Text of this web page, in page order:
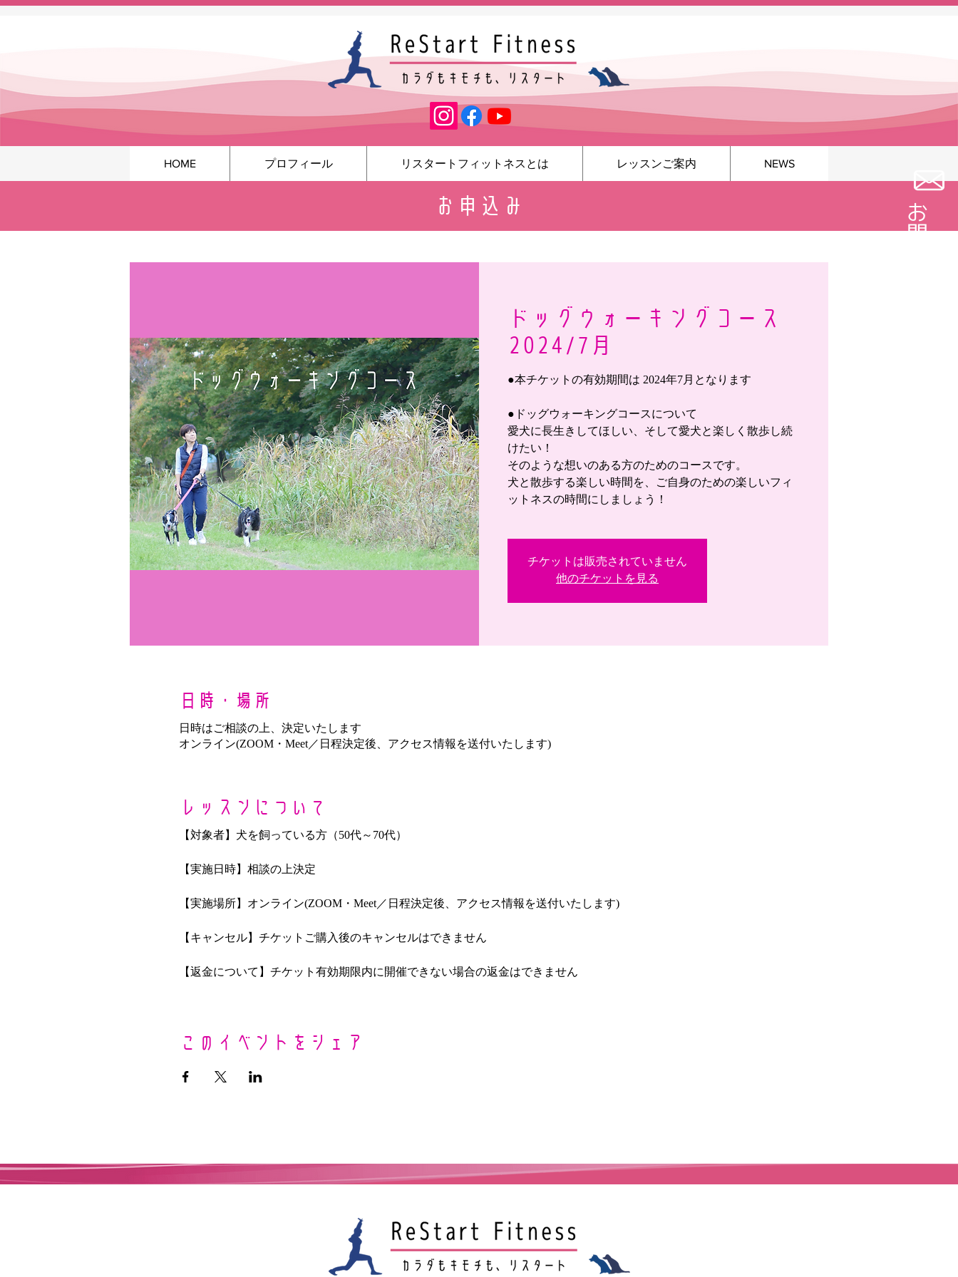
お問い合わせ
HOME プロフィール リスタートフィットネスとは レッスンご案内 NEWS
お申込み
ドッグウォーキングコース
2024/7月
●本チケットの有効期間は 2024年7月となります
●ドッグウォーキングコースについて
愛犬に長生きしてほしい、そして愛犬と楽しく散歩し続
けたい！
そのような想いのある方のためのコースです。
犬と散歩する楽しい時間を、ご自身のための楽しいフィ
ットネスの時間にしましょう！
チケットは販売されていません
他のチケットを見る
日時・場所
日時はご相談の上、決定いたします
オンライン(ZOOM・Meet／日程決定後、アクセス情報を送付いたします)
レッスンについて
【対象者】犬を飼っている方（50代～70代）
【実施日時】相談の上決定
【実施場所】オンライン(ZOOM・Meet／日程決定後、アクセス情報を送付いたします)
【キャンセル】チケットご購入後のキャンセルはできません
【返金について】チケット有効期限内に開催できない場合の返金はできません
＜＜オンライン＞＞
このイベントをシェア